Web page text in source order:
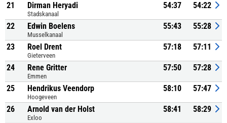
21 Dirman Heryadi
Stadskanaal
54:37 54:22
22 Edwin Boelens
Musselkanaal
55:43 55:28
23 Roel Drent
Gieterveen
57:18 57:11
24 Rene Gritter
Emmen
57:50 57:28
25 Hendrikus Veendorp
Hoogeveen
58:10 57:47
26 Arnold van der Holst
Exloo
58:41 58:29